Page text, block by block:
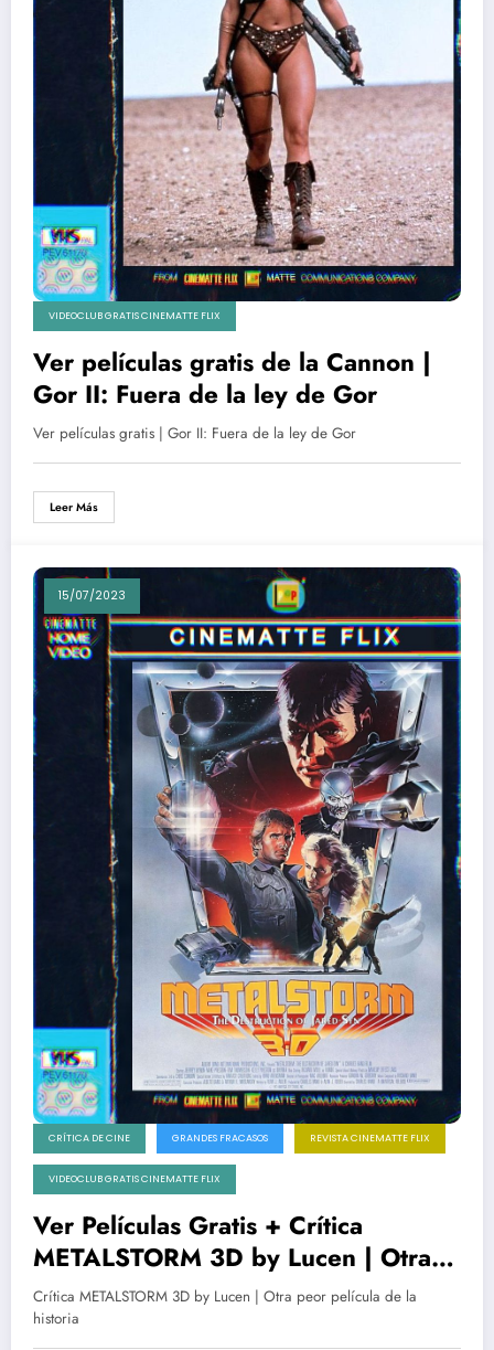
VIDEOCLUB GRATIS CINEMATTE FLIX
Ver películas gratis de la Cannon |
Gor II: Fuera de la ley de Gor
Ver películas gratis | Gor II: Fuera de la ley de Gor
Leer Más
15/07/2023
CRÍTICA DE CINE GRANDES FRACASOS REVISTA CINEMATTE FLIX
VIDEOCLUB GRATIS CINEMATTE FLIX
Ver Películas Gratis + Crítica
METALSTORM 3D by Lucen | Otra
peor película de la historia
Crítica METALSTORM 3D by Lucen | Otra peor película de la
historia